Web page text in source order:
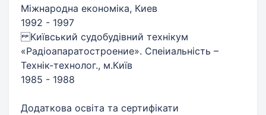
Міжнародна економіка, Киев
1992 - 1997
Київський судобудівний технікум
«Радіоапаратостроение». Спеіиальність –
Технік-технолог., м.Київ
1985 - 1988
Додаткова освіта та сертифікати